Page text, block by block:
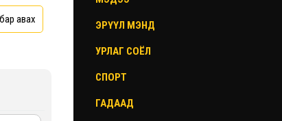
авах ЭРҮҮЛ МЭНД
УРЛАГ СОЁЛ
СПОРТ
ГАДААД